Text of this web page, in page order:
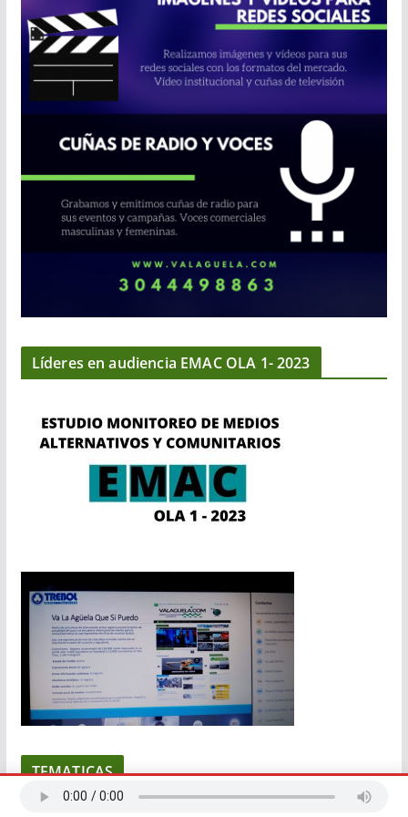
Líderes en audiencia EMAC OLA 1- 2023
TEMATICAS